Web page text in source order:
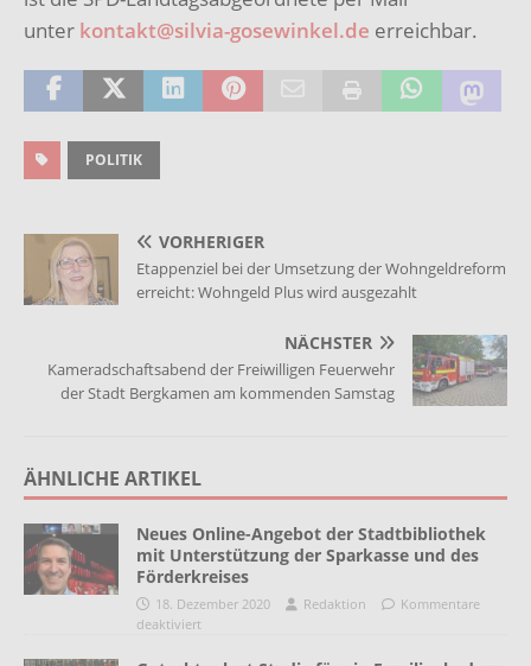
unter kontakt@silvia-gosewinkel.de erreichbar.
POLITIK
VORHERIGER
Etappenziel bei der Umsetzung der Wohngeldreform
erreicht: Wohngeld Plus wird ausgezahlt
NÄCHSTER
Kameradschaftsabend der Freiwilligen Feuerwehr
der Stadt Bergkamen am kommenden Samstag
ÄHNLICHE ARTIKEL
Neues Online-Angebot der Stadtbibliothek
mit Unterstützung der Sparkasse und des
Förderkreises
18. Dezember 2020 Redaktion
Kommentare
deaktiviert